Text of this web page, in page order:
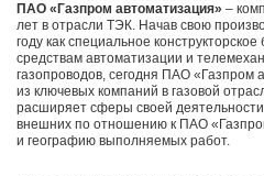
ПАО «Газпром автоматизация» ‒
лет в отрасли ТЭК. Начав свою
году как специальное
средствам автоматизации и
газопроводов, сегодня ПАО «Газпром
из ключевых компаний в газовой
расширяет сферы своей
внешних по отношению к ПАО
и географию выполняемых работ.